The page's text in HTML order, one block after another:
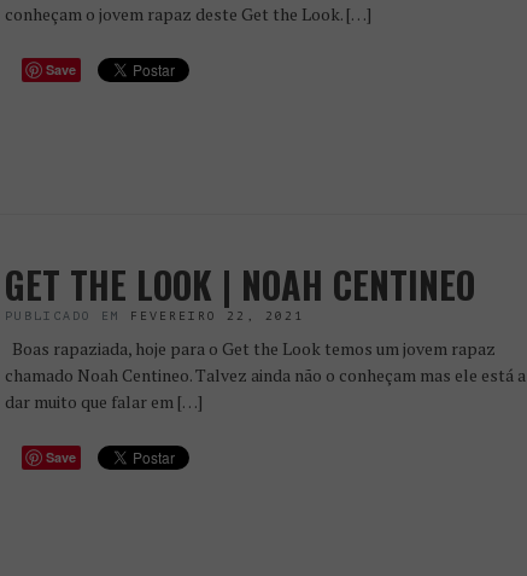
conheçam o jovem rapaz deste Get the Look. […]
Save
GET THE LOOK | NOAH CENTINEO
PUBLICADO EM FEVEREIRO 22, 2021
Boas rapaziada, hoje para o Get the Look temos um jovem rapaz
chamado Noah Centineo. Talvez ainda não o conheçam mas ele está a
dar muito que falar em […]
Save